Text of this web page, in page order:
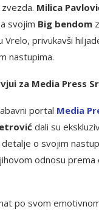
Milica
svojim Big bendom
Vrelo, privukavši
nastupima.
za Media Press
portal Media
dali su
o svojim
odnosu
po svom